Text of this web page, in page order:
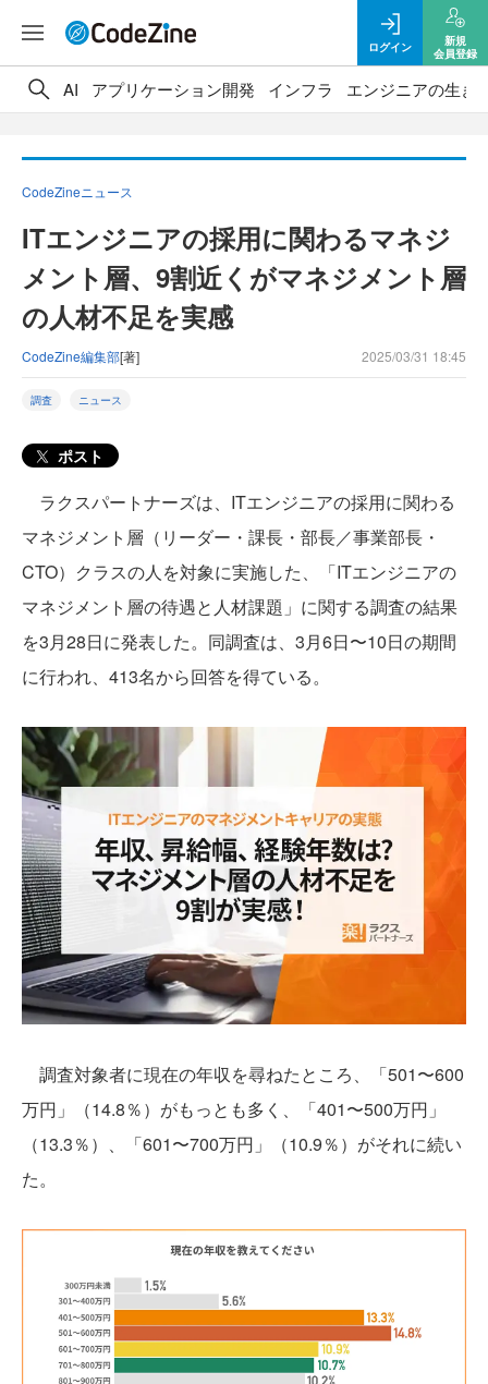
ログイン
新規
会員登録
AI アプリケーション開発 インフラ エンジニアの生き
CodeZineニュース
ITエンジニアの採用に関わるマネジ
メント層、9割近くがマネジメント層
の人材不足を実感
CodeZine編集部[著] 2025/03/31 18:45
調査 ニュース
ポスト
ラクスパートナーズは、ITエンジニアの採用に関わる
マネジメント層（リーダー・課長・部長／事業部長・
CTO）クラスの人を対象に実施した、「ITエンジニアの
マネジメント層の待遇と人材課題」に関する調査の結果
を3月28日に発表した。同調査は、3月6日〜10日の期間
に行われ、413名から回答を得ている。
調査対象者に現在の年収を尋ねたところ、「501〜600
万円」（14.8％）がもっとも多く、「401〜500万円」
（13.3％）、「601〜700万円」（10.9％）がそれに続い
た。